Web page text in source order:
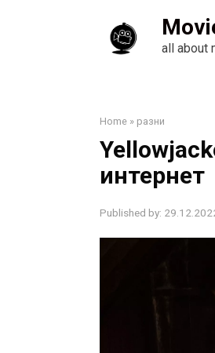
all about
Home » разни
интернет
Published by: